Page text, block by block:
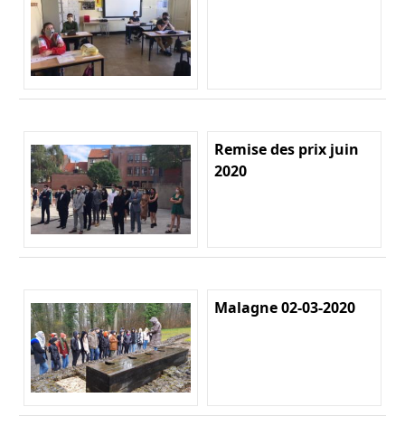
Remise des prix juin
2020
Malagne 02-03-2020